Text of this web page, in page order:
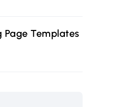
Page Templates